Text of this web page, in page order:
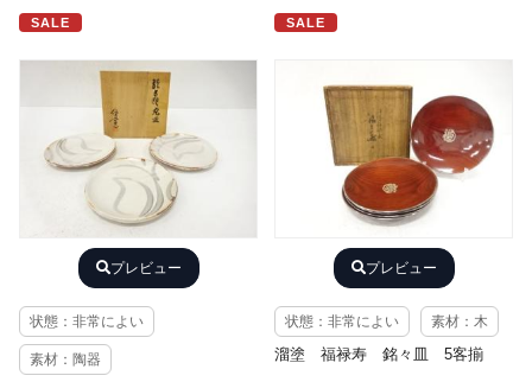
SALE
プレビュー
状態：非常によい
素材：陶器
SALE
プレビュー
状態：非常によい 素材：木
溜塗 福禄寿 銘々皿 5客揃